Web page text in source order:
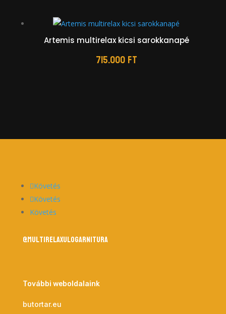
Artemis multirelax kicsi sarokkanapé
715.000Ft
Követés
Követés
Követés
@multirelaxulogarnitura
További weboldalaink
butortar.eu